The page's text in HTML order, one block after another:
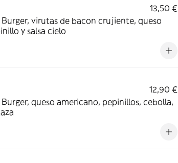
13,50 €
Burger, virutas de bacon crujiente, queso
y salsa cielo
12,90 €
queso americano, pepinillos, cebolla,